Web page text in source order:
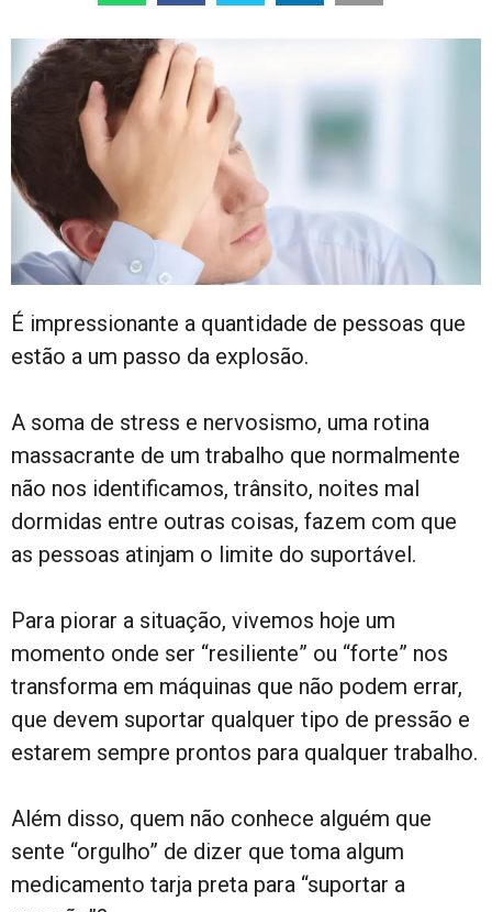
É impressionante a quantidade de pessoas que
estão a um passo da explosão.
A soma de stress e nervosismo, uma rotina
massacrante de um trabalho que normalmente
não nos identificamos, trânsito, noites mal
dormidas entre outras coisas, fazem com que
as pessoas atinjam o limite do suportável.
Para piorar a situação, vivemos hoje um
momento onde ser “resiliente” ou “forte” nos
transforma em máquinas que não podem errar,
que devem suportar qualquer tipo de pressão e
estarem sempre prontos para qualquer trabalho.
Além disso, quem não conhece alguém que
sente “orgulho” de dizer que toma algum
medicamento tarja preta para “suportar a